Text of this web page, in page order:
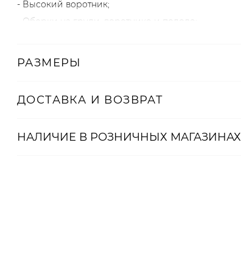
- Высокий воротник;
- Оборки на груди, воротнике и подоле;
Образ
2000001072837
РАЗМЕРЫ
ДОСТАВКА И ВОЗВРАТ
НАЛИЧИЕ В РОЗНИЧНЫХ МАГАЗИНАХ